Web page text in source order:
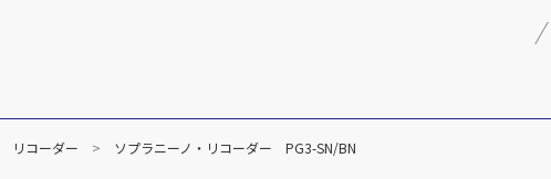
リコーダー ソプラニーノ・リコーダー PG3-SN/BN